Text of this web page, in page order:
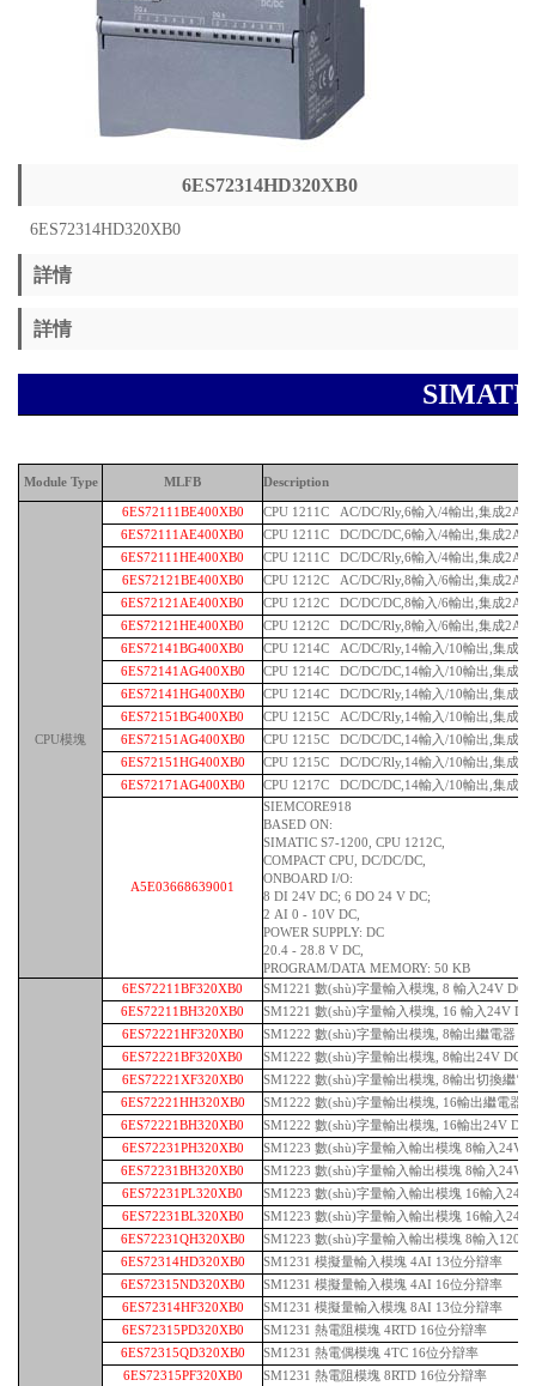
6ES72314HD320XB0
6ES72314HD320XB0
詳情
詳情
Module Type MLFB Description
CPU模塊
6ES72111BE400XB0
CPU 1211C AC/DC/Rly,6輸入/4輸出,集成2AI
6ES72111AE400XB0
CPU 1211C DC/DC/DC,6輸入/4輸出,集成2AI
6ES72111HE400XB0
CPU 1211C DC/DC/Rly,6輸入/4輸出,集成2AI
6ES72121BE400XB0
CPU 1212C AC/DC/Rly,8輸入/6輸出,集成2AI
6ES72121AE400XB0
CPU 1212C DC/DC/DC,8輸入/6輸出,集成2AI
6ES72121HE400XB0
CPU 1212C DC/DC/Rly,8輸入/6輸出,集成2AI
6ES72141BG400XB0
CPU 1214C AC/DC/Rly,14輸入/10輸出,集成
6ES72141AG400XB0
CPU 1214C DC/DC/DC,14輸入/10輸出,集成
6ES72141HG400XB0
CPU 1214C DC/DC/Rly,14輸入/10輸出,集成
6ES72151BG400XB0
CPU 1215C AC/DC/Rly,14輸入/10輸出,集成
6ES72151AG400XB0
CPU 1215C DC/DC/DC,14輸入/10輸出,集成
6ES72151HG400XB0
CPU 1215C DC/DC/Rly,14輸入/10輸出,集成
6ES72171AG400XB0
CPU 1217C DC/DC/DC,14輸入/10輸出,集成
A5E03668639001
SIEMCORE918
BASED ON:
SIMATIC S7-1200, CPU 1212C,
COMPACT CPU, DC/DC/DC,
ONBOARD I/O:
8 DI 24V DC; 6 DO 24 V DC;
2 AI 0 - 10V DC,
POWER SUPPLY: DC
20.4 - 28.8 V DC,
PROGRAM/DATA MEMORY: 50 KB
6ES72211BF320XB0
SM1221 數(shù)字量輸入模塊, 8 輸入24V DC
6ES72211BH320XB0
SM1221 數(shù)字量輸入模塊, 16 輸入24V DC
6ES72221HF320XB0
SM1222 數(shù)字量輸出模塊, 8輸出繼電器
6ES72221BF320XB0
SM1222 數(shù)字量輸出模塊, 8輸出24V DC
6ES72221XF320XB0
SM1222 數(shù)字量輸出模塊, 8輸出切換繼電
6ES72221HH320XB0
SM1222 數(shù)字量輸出模塊, 16輸出繼電器
6ES72221BH320XB0
SM1222 數(shù)字量輸出模塊, 16輸出24V DC
6ES72231PH320XB0
SM1223 數(shù)字量輸入輸出模塊 8輸入24V
6ES72231BH320XB0
SM1223 數(shù)字量輸入輸出模塊 8輸入24V
6ES72231PL320XB0
SM1223 數(shù)字量輸入輸出模塊 16輸入24V
6ES72231BL320XB0
SM1223 數(shù)字量輸入輸出模塊 16輸入24V
6ES72231QH320XB0
SM1223 數(shù)字量輸入輸出模塊 8輸入120/
6ES72314HD320XB0
SM1231 模擬量輸入模塊 4AI 13位分辯率
6ES72315ND320XB0
SM1231 模擬量輸入模塊 4AI 16位分辯率
6ES72314HF320XB0
SM1231 模擬量輸入模塊 8AI 13位分辯率
6ES72315PD320XB0
SM1231 熱電阻模塊 4RTD 16位分辯率
6ES72315QD320XB0
SM1231 熱電偶模塊 4TC 16位分辯率
6ES72315PF320XB0
SM1231 熱電阻模塊 8RTD 16位分辯率